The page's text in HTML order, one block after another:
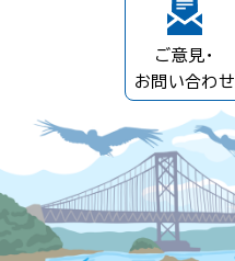
ご意見・
お問い合わせ